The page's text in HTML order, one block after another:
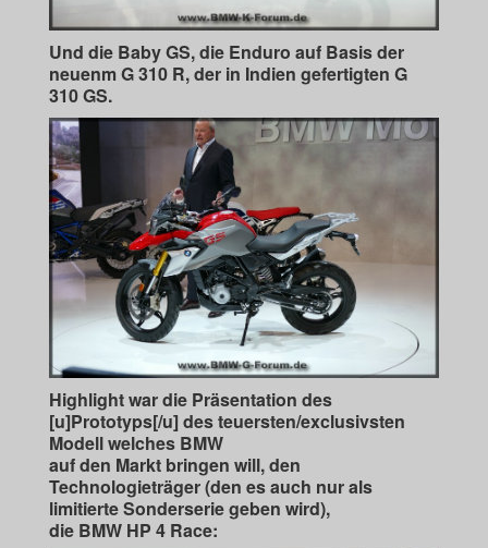
Und die Baby GS, die Enduro auf Basis der
neuenm G 310 R, der in Indien gefertigten G
310 GS.
Highlight war die Präsentation des
[u]Prototyps[/u] des teuersten/exclusivsten
Modell welches BMW
auf den Markt bringen will, den
Technologieträger (den es auch nur als
limitierte Sonderserie geben wird),
die BMW HP 4 Race: